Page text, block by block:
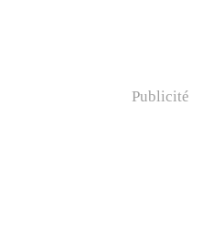
Publicité